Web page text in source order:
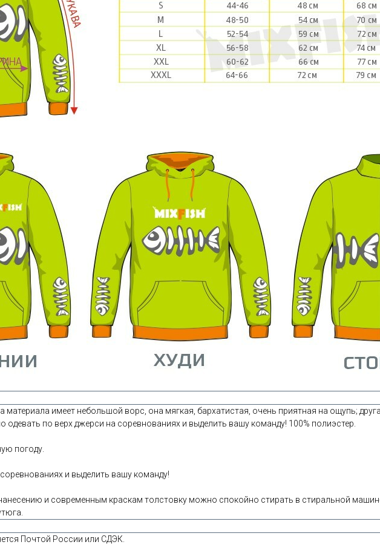
материала имеет небольшой ворс, она мягкая, бархатистая, очень приятная на ощупь;
по верх джерси на соревнованиях и выделить вашу команду! 100% полиэстер.
погоду.
и выделить вашу команду!
и современным краскам толстовку можно спокойно стирать в стиральной
Почтой России или СДЭК.